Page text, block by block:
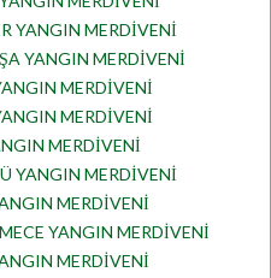
YANGIN MERDİVENİ
YANGIN MERDİVENİ
MERDİVENİ
MERDİVENİ
MERDİVENİ
YANGIN MERDİVENİ
MERDİVENİ
YANGIN MERDİVENİ
MERDİVENİ